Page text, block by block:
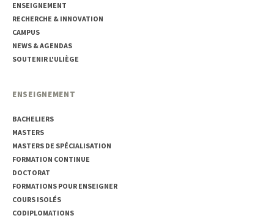
ENSEIGNEMENT
RECHERCHE & INNOVATION
CAMPUS
NEWS & AGENDAS
SOUTENIR L'ULIÈGE
ENSEIGNEMENT
BACHELIERS
MASTERS
MASTERS DE SPÉCIALISATION
FORMATION CONTINUE
DOCTORAT
FORMATIONS POUR ENSEIGNER
COURS ISOLÉS
CODIPLOMATIONS